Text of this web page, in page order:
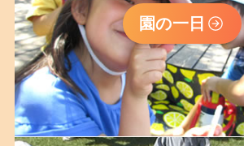
園の一日